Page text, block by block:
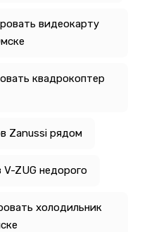
видеокарту
квадрокоптер
Zanussi рядом
ZUG недорого
холодильник